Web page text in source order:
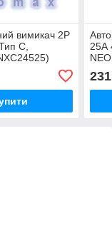
вимикач 2Р
С,
25А
231